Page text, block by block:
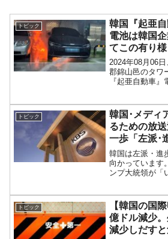
トピック
韓国『起亜
電池は韓国
てこの有り様
2024年08月06
郡錦山邑のタワ
『起亜自動車
ました。何が面
事を起こした
用バッテリーが
ものだった...
トピック
韓国･メディ
るための放
一歩「左派･
韓国は左派・進
向かっています
ンプ大統領が「
ある」と発言し
線に転落してる
月05日、韓国
通過しました。
トピック
【韓国の国
億ドル減少
減少しだす